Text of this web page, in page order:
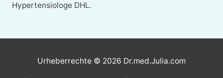
Hypertensiologe DHL.
Urheberrechte © 2026 Dr.med.Julia.com